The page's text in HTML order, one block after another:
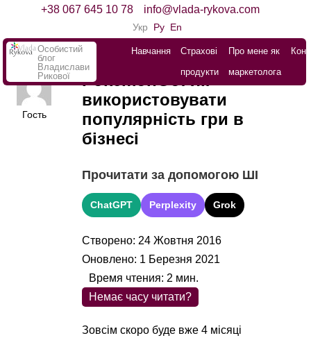
+38 067 645 10 78 info@vlada-rykova.com
Укр Ру En
Особистий
блог
Владислави
Рикової
Навчання
Страхові
продукти
Про мене як
маркетолога
Гость
PokemonGo: як
використовувати
популярність гри в
бізнесі
Прочитати за допомогою ШІ
ChatGPT Perplexity Grok
Створено: 24 Жовтня 2016
Оновлено: 1 Березня 2021
Немає часу читати?
Время чтения: 2 мин.
Зовсім скоро буде вже 4 місяці